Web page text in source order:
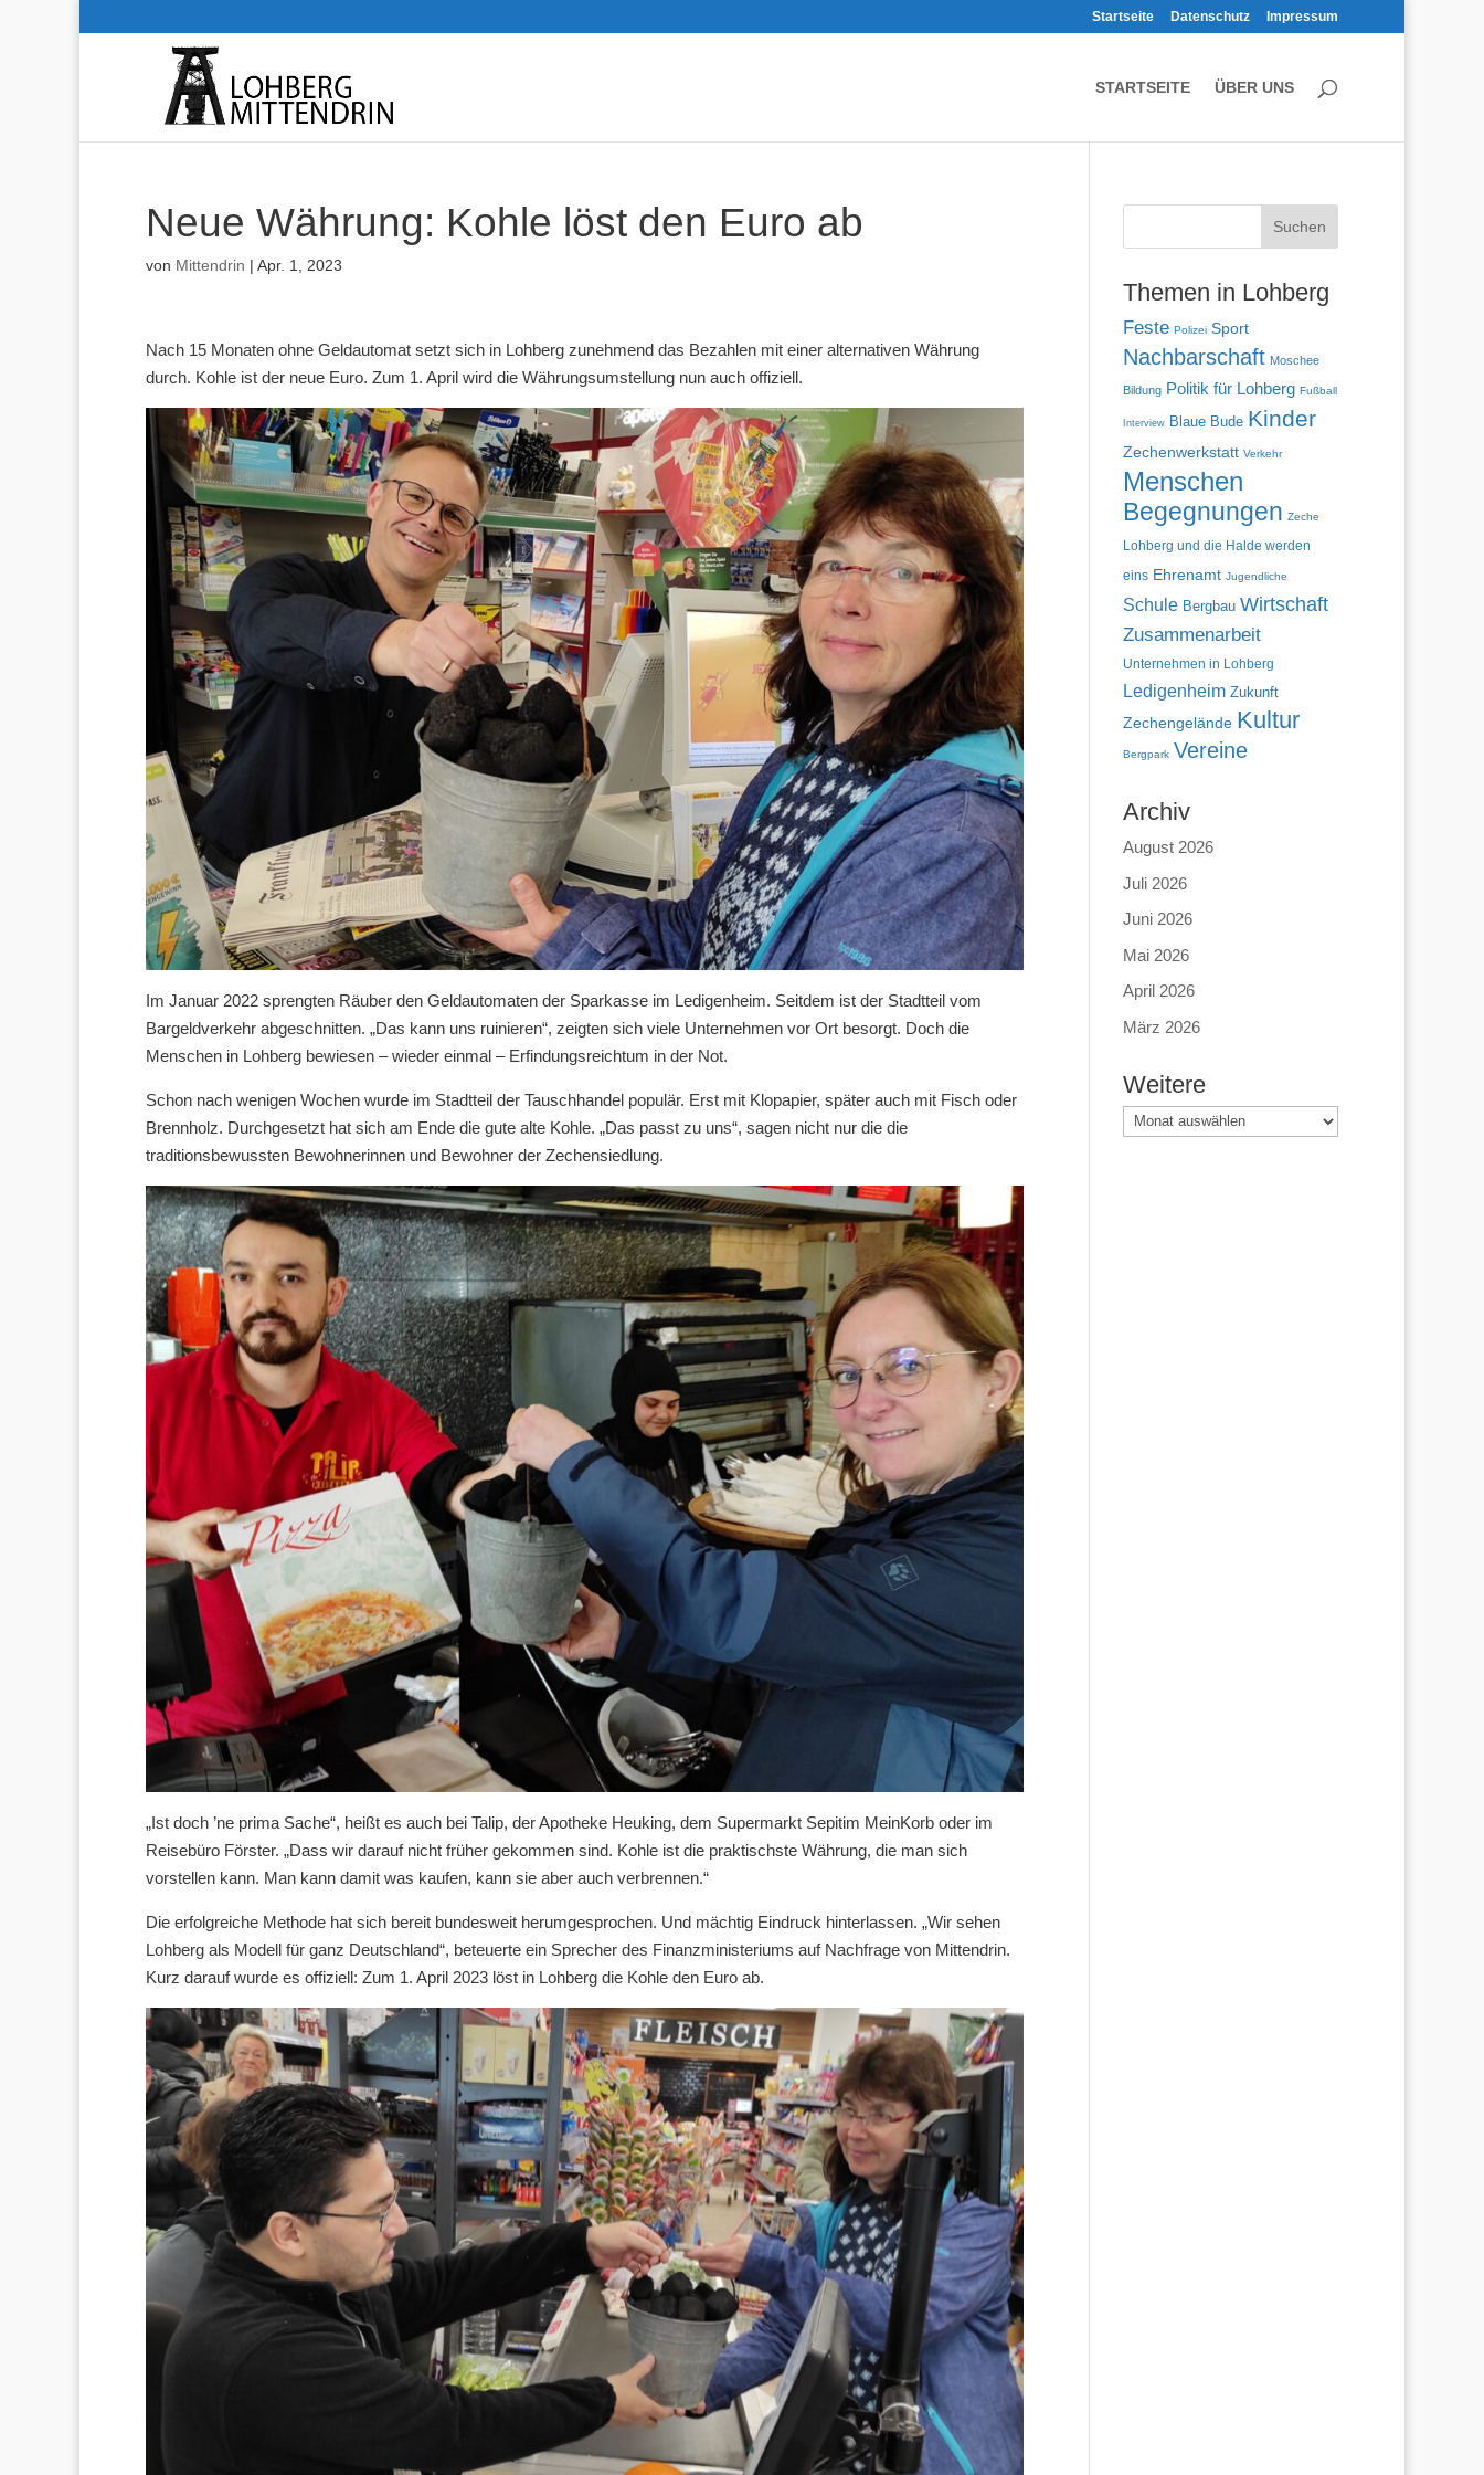
Startseite Datenschutz Impressum
STARTSEITE ÜBER UNS
Neue Währung: Kohle löst den Euro ab
von Mittendrin | Apr. 1, 2023
Nach 15 Monaten ohne Geldautomat setzt sich in Lohberg zunehmend das Bezahlen mit einer alternativen Währung
durch. Kohle ist der neue Euro. Zum 1. April wird die Währungsumstellung nun auch offiziell.
Im Januar 2022 sprengten Räuber den Geldautomaten der Sparkasse im Ledigenheim. Seitdem ist der Stadtteil vom
Bargeldverkehr abgeschnitten. „Das kann uns ruinieren“, zeigten sich viele Unternehmen vor Ort besorgt. Doch die
Menschen in Lohberg bewiesen – wieder einmal – Erfindungsreichtum in der Not.
Schon nach wenigen Wochen wurde im Stadtteil der Tauschhandel populär. Erst mit Klopapier, später auch mit Fisch oder
Brennholz. Durchgesetzt hat sich am Ende die gute alte Kohle. „Das passt zu uns“, sagen nicht nur die die
traditionsbewussten Bewohnerinnen und Bewohner der Zechensiedlung.
„Ist doch ’ne prima Sache“, heißt es auch bei Talip, der Apotheke Heuking, dem Supermarkt Sepitim MeinKorb oder im
Reisebüro Förster. „Dass wir darauf nicht früher gekommen sind. Kohle ist die praktischste Währung, die man sich
vorstellen kann. Man kann damit was kaufen, kann sie aber auch verbrennen.“
Die erfolgreiche Methode hat sich bereit bundesweit herumgesprochen. Und mächtig Eindruck hinterlassen. „Wir sehen
Lohberg als Modell für ganz Deutschland“, beteuerte ein Sprecher des Finanzministeriums auf Nachfrage von Mittendrin.
Kurz darauf wurde es offiziell: Zum 1. April 2023 löst in Lohberg die Kohle den Euro ab.
Themen in Lohberg
Feste Polizei Sport
Nachbarschaft Moschee
Bildung Politik für Lohberg Fußball
Interview Blaue Bude Kinder
Zechenwerkstatt Verkehr
Menschen
Begegnungen Zeche
Lohberg und die Halde werden
eins Ehrenamt Jugendliche
Schule Bergbau Wirtschaft
Zusammenarbeit
Unternehmen in Lohberg
Ledigenheim Zukunft
Zechengelände Kultur
Bergpark Vereine
Archiv
August 2026
Juli 2026
Juni 2026
Mai 2026
April 2026
März 2026
Weitere
Weitere